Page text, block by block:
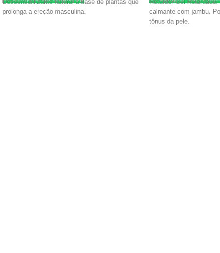
Dessensibilizante natural à base de plantas que
prolonga a ereção masculina.
Retarder Gel
calmante com jambu.
tônus da pele.